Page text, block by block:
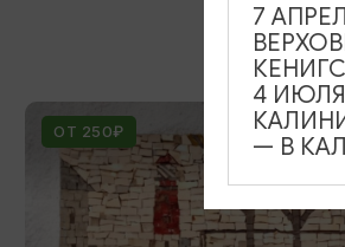
ОТ 250₽
7
4
— В